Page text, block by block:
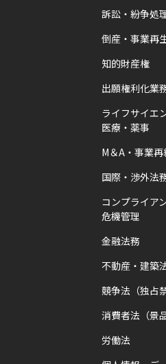
訴訟・紛争処
倒産・事業再
知的財産権
出願権利化業
ライフサイエ
医療・薬事
M＆A・事業
国際・渉外法
コンプライア
危機管理
金融法務
不動産・建築
競争法（独占
消費者法（景
労働法